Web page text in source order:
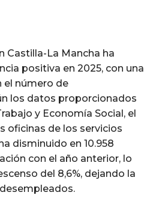
Castilla-La Mancha ha
positiva en 2025, con una
el número de
los datos proporcionados
y Economía Social, el
oficinas de los servicios
disminuido en 10.958
con el año anterior, lo
del 8,6%, dejando la